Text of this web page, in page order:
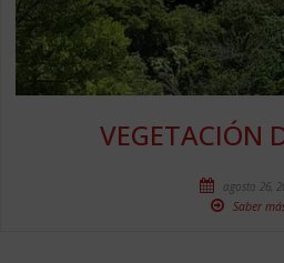
VEGETACIÓN
agosto 26,
Saber